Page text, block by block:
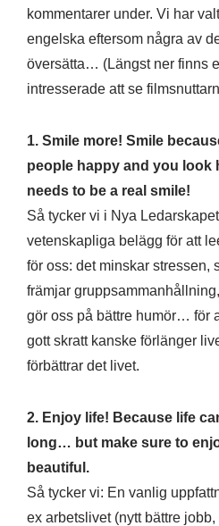
kommentarer under. Vi har
engelska eftersom några av
översätta… (Längst ner finns
intresserade att se
1. Smile more! Smile
people happy and you look
needs to be a real smile!
Så tycker vi i Nya
vetenskapliga belägg för att
för oss: det minskar stressen,
främjar
gör oss på bättre humör… för
gott skratt kanske förlänger
förbättrar det livet.
2. Enjoy life! Because life
long… but make sure to
beautiful.
Så tycker vi: En vanlig
ex arbetslivet (nytt bättre